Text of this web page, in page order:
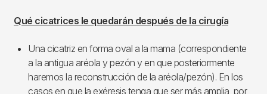
Qué cicatrices le quedarán después de la cirugía
Una cicatriz en forma oval a la mama (correspondiente
a la antigua aréola y pezón y en que posteriormente
haremos la reconstrucción de la aréola/pezón). En los
casos en que la exéresis tenga que ser más amplia, por